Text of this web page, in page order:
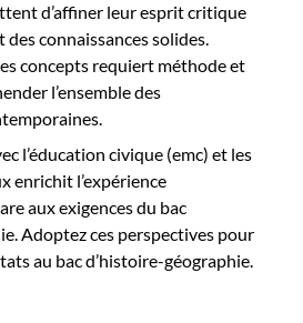
d’affiner leur esprit critique
connaissances solides.
concepts requiert méthode et
l’ensemble des
l’éducation civique (emc) et les
enrichit l’expérience
aux exigences du bac
Adoptez ces perspectives pour
au bac d’histoire-géographie.